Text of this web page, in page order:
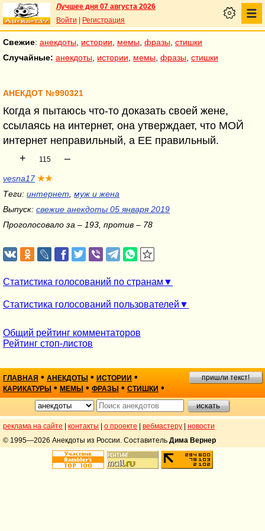
Лучшее дня 07 августа 2026
Войти
Регистрация
Свежие: анекдоты истории мемы фразы стишки
Случайные: анекдоты истории мемы фразы стишки
АНЕКДОТ №990321
Когда я пытаюсь что-то доказать своей жене,
ссылаясь на интернет, она утверждает, что МОЙ
интернет неправильный, а ЕЕ правильный.
+
115 –
vesna17 ★★
Теги: интернет муж и жена
Выпуск: свежие анекдоты 05 января 2019
Проголосовало за – 193, против – 78
Статистика голосований по странам
Статистика голосований пользователей
Общий рейтинг комментаторов
Рейтинг стоп-листов
ГЛАВНАЯ • АНЕКДОТЫ • ИСТОРИИ •
КАРИКАТУРЫ • МЕМЫ • ФРАЗЫ • СТИШКИ •
пришли текст!
реклама на сайте контакты о проекте вебмастеру
новости
© 1995—2026 Анекдоты из России. Составитель Дима Вернер